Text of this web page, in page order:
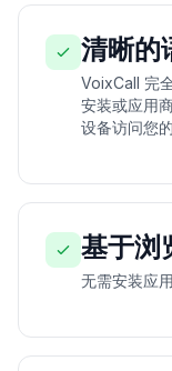
清晰的
VoixCall 完
安装或应用
设备访问您
基于浏
无需安装应用